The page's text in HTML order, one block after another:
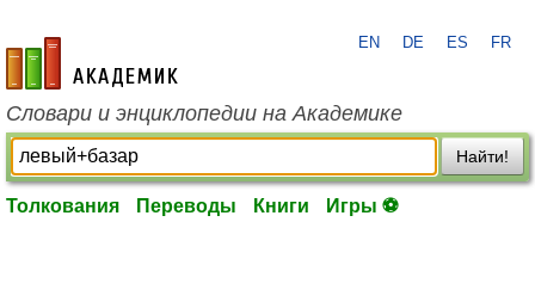
academic.ru
EN DE ES FR
Словари и энциклопедии на Академике
Найти!
Толкования Переводы Книги Игры ⚽